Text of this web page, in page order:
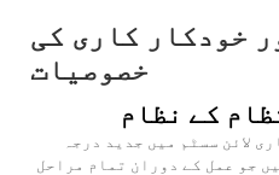
خودکار کاری کی
خصوصیات
کے نظام
لائن سسٹم میں جدید درجہ
جو عمل کے دوران تمام مراحل